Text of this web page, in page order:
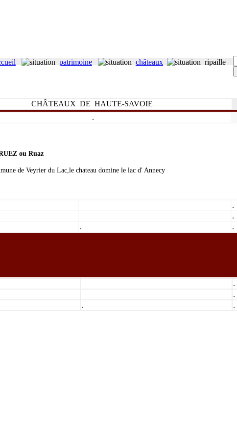
CHÂTEAUX DE HAUTE-SAVOIE
.
ou Ruaz
de Veyrier du Lac,le chateau domine le lac d' Annecy
.
.
. .
.
.
. .
patrimoine châteaux ripaille